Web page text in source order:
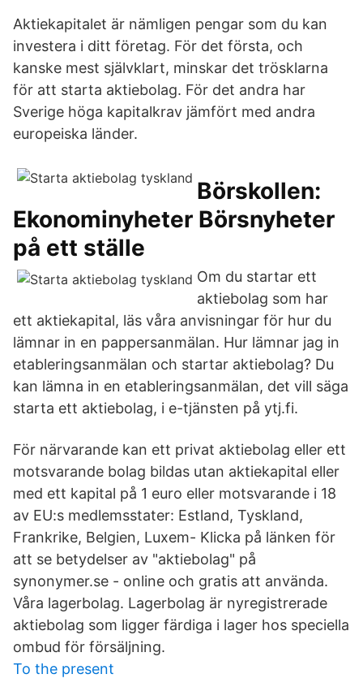
Aktiekapitalet är nämligen pengar som du kan
investera i ditt företag. För det första, och
kanske mest självklart, minskar det trösklarna
för att starta aktiebolag. För det andra har
Sverige höga kapitalkrav jämfört med andra
europeiska länder.
Börskollen:
Ekonominyheter Börsnyheter
på ett ställe
Om du startar ett
aktiebolag som har
ett aktiekapital, läs våra anvisningar för hur du
lämnar in en pappersanmälan. Hur lämnar jag in
etableringsanmälan och startar aktiebolag? Du
kan lämna in en etableringsanmälan, det vill säga
starta ett aktiebolag, i e-tjänsten på ytj.fi.
För närvarande kan ett privat aktiebolag eller ett
motsvarande bolag bildas utan aktiekapital eller
med ett kapital på 1 euro eller motsvarande i 18
av EU:s medlemsstater: Estland, Tyskland,
Frankrike, Belgien, Luxem- Klicka på länken för
att se betydelser av "aktiebolag" på
synonymer.se - online och gratis att använda.
Våra lagerbolag. Lagerbolag är nyregistrerade
aktiebolag som ligger färdiga i lager hos speciella
ombud för försäljning.
To the present